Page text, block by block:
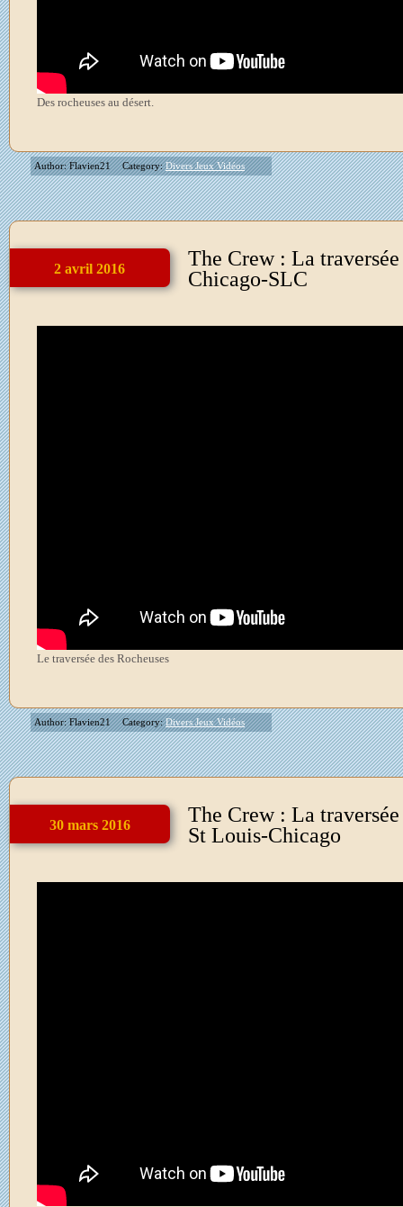
Des rocheuses au désert.
Author: Flavien21 Category:Divers Jeux Vidéos
2 avril 2016
The Crew : La
Chicago-SLC
Le traversée des Rocheuses
Author: Flavien21 Category:Divers Jeux Vidéos
30 mars 2016
The Crew : La
St Louis-Chicago